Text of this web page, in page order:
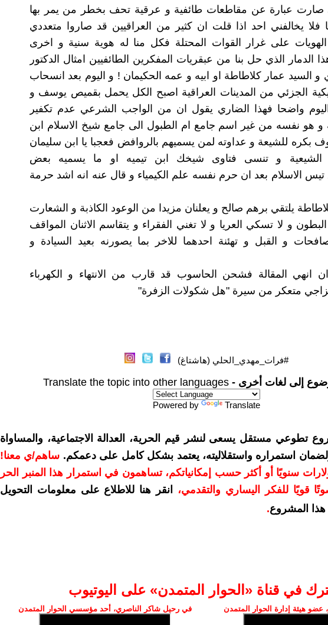
صارت عبارة عن مقاطعات طائفية و عرقية تحف بخطر من يمر بها
فلا يخالفني احد اذا قلت ان كثير من العراقيين قد صاروا متعددي
الهويات على غرار القوات المحتلة فكل منا له هوية سنية و اخرى
الدمار الذي حل بنا من عبقريات المفكرين الطائفيين امثال الدكتور
السيد عمار كلاطاطة او ابيه و عمه الحكيمان ! و اليوم بعد انسحاب
الجزئي من المدينات العراقية اصبح الكل يحمل بقميص يوسف و
واضحا فهذا الضاري يقول ان من الواجب الشرعي عدم تكفير
و هو نفسه من غير اسم جامع ام الطبول الى جامع شيخ الاسلام ابن
بكره للشيعة و عداوته لمن يسميهم بالروافض فعجبا يا ابن سليمان
و تنسى فتاوى شيخك ابن تيميه او ما يسميه بعض
الاسلام بعد ان حرم نفسه علم الكيمياء و قال عنه انه اشد حرمة
يلتقي برهم صالح و يعلنان مزيدا من الوعود الكاذبة و الشعارت
البطون و لا تسكي العريا و لا تغني الفقراء و يتقاسم الاثنان المواقف
و القبل و تهئنة احدهما للاخر بما يصورنه بعيد السيادة و
انهي المقالة فشحن الحاسوب قد قارب من الانتهاء و الكهرباء
متعكر من سيرة "هل شكولات الزفرة"
#فرات_مهدي_الحلي (هاشتاغ)
إلى لغات أخرى - Translate the topic into other languages
Powered by Translate
تطوعي مستقل يسعى لنشر قيم الحرية، العدالة الاجتماعية، والمساواة
استمراره واستقلاليته، يعتمد بشكل كامل على دعمكم. ساهم/ي معنا!
بمبلغ 10 دولارات سنويًا أو أكثر حسب إمكانياتكم، تساهمون في استمرار هذا المنبر الحر
قويًا للفكر اليساري والتقدمي،
انقر هنا للاطلاع على معلومات التحويل
المشروع.
في قناة ‫«الحوار المتمدن» على اليوتيوب
هيئة إدارة الحوار المتمدن في رحيل شاكر الناصري، أحد مؤسسي الحوار المتمدن